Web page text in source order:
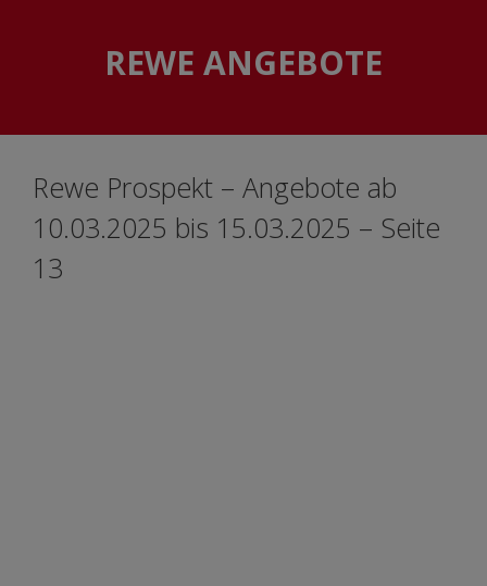
REWE ANGEBOTE
Rewe Prospekt – Angebote ab
10.03.2025 bis 15.03.2025 – Seite
13